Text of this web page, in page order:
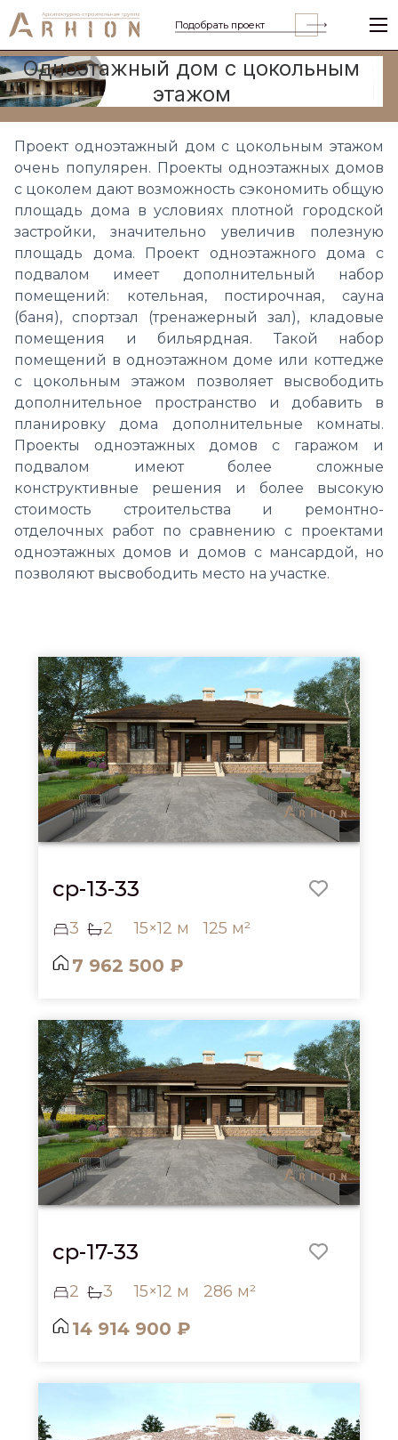
Подобрать проект
Одноэтажный дом с цокольным
этажом
Проект одноэтажный дом с цокольным этажом
очень популярен. Проекты одноэтажных домов
с цоколем дают возможность сэкономить общую
площадь дома в условиях плотной городской
застройки, значительно увеличив полезную
площадь дома. Проект одноэтажного дома с
подвалом имеет дополнительный набор
помещений: котельная, постирочная, сауна
(баня), спортзал (тренажерный зал), кладовые
помещения и бильярдная. Такой набор
помещений в одноэтажном доме или коттедже
с цокольным этажом позволяет высвободить
дополнительное пространство и добавить в
планировку дома дополнительные комнаты.
Проекты одноэтажных домов с гаражом и
подвалом имеют более сложные
конструктивные решения и более высокую
стоимость строительства и ремонтно-
отделочных работ по сравнению с проектами
одноэтажных домов и домов с мансардой, но
позволяют высвободить место на участке.
cp-13-33
3 2 15×12 м 125 м²
7 962 500 ₽
cp-17-33
2 3 15×12 м 286 м²
14 914 900 ₽